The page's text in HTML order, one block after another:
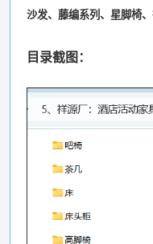
沙发、藤编系列、星脚椅
目录截图：